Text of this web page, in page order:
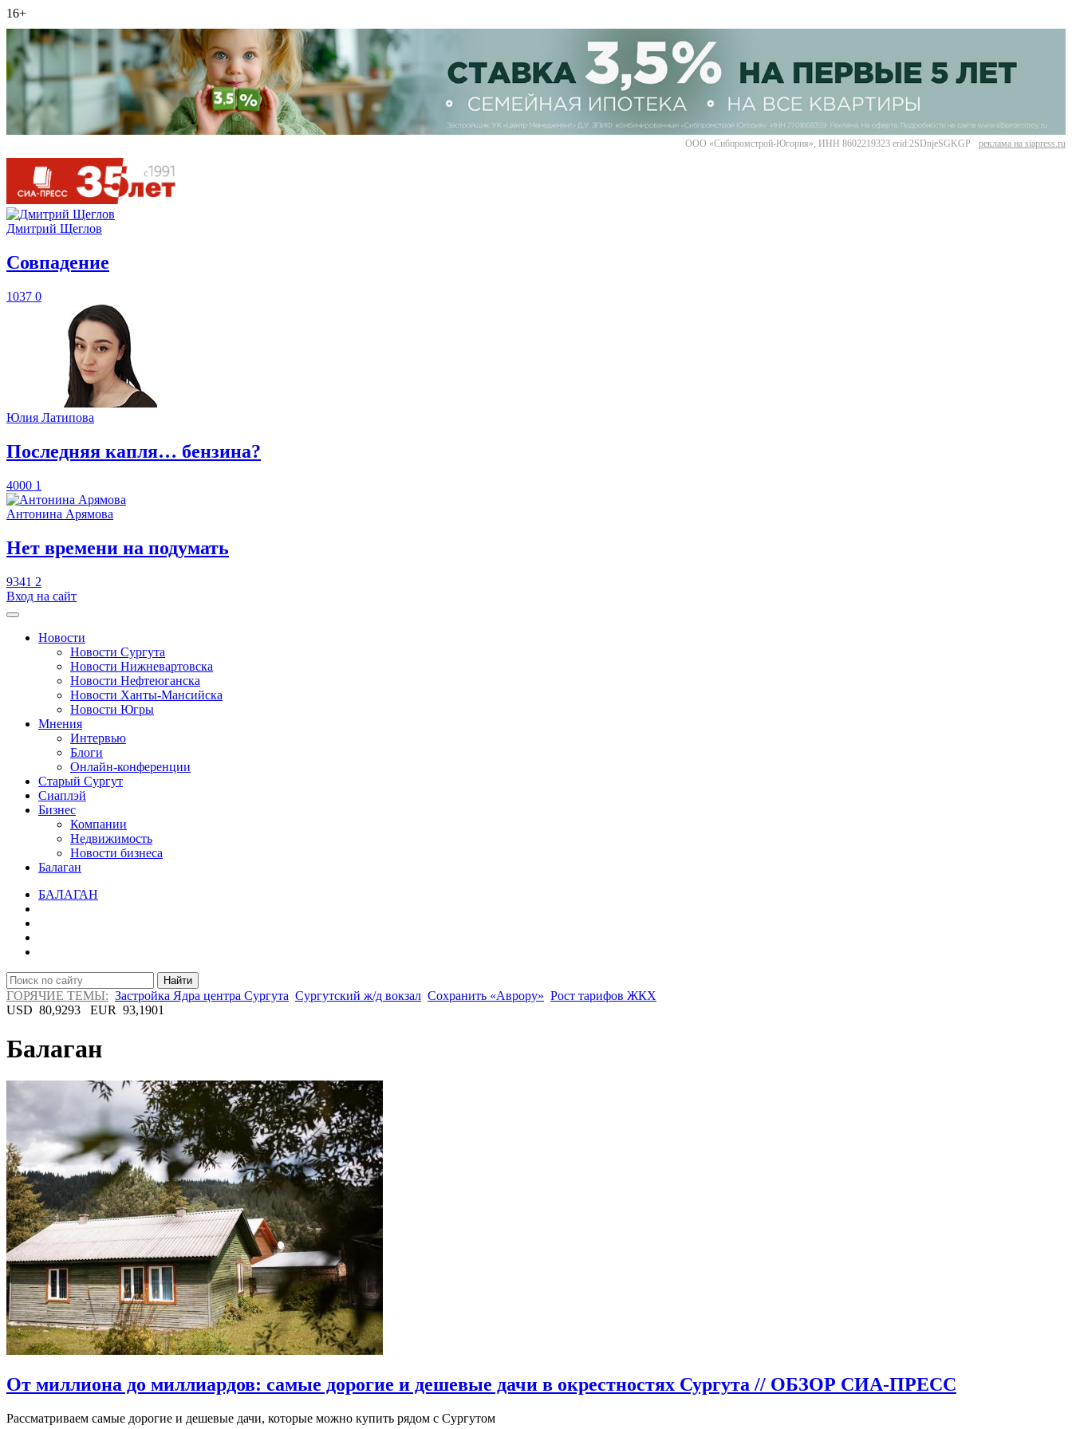
16+
ООО «Сибпромстрой-Югория», ИНН 8602219323 erid:2SDnjeSGKGP реклама на siapress.ru
Дмитрий Щеглов
​Совпадение
1037 0
Юлия Латипова
​Последняя капля… бензина?
4000 1
Антонина Арямова
​Нет времени на подумать
9341 2
Вход на сайт
Новости
Новости Сургута
Новости Нижневартовска
Новости Нефтеюганска
Новости Ханты-Мансийска
Новости Югры
Мнения
Интервью
Блоги
Онлайн-конференции
Старый Сургут
Сиаплэй
Бизнес
Компании
Недвижимость
Новости бизнеса
Балаган
БАЛАГАН
Найти
ГОРЯЧИЕ ТЕМЫ: Застройка Ядра центра Сургута Сургутский ж/д вокзал Сохранить «Аврору» Рост тарифов ЖКХ
USD 80,9293 EUR 93,1901
Балаган
От миллиона до миллиардов: самые дорогие и дешевые дачи в окрестностях Сургута // ОБЗОР СИА-ПРЕСС
Рассматриваем самые дорогие и дешевые дачи, которые можно купить рядом с Сургутом